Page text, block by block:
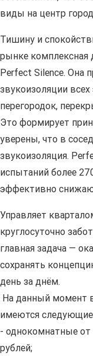
виды на центр
Тишину и
рынке комплексная
Perfect Silence. Она
звукоизоляции
перегородок,
Это формирует
уверены, что в
звукоизоляция.
испытаний более
эффективно
Управляет
круглосуточно
главная задача —
сохранять
день за днём.
На данный момент
имеются
- однокомнатные
рублей;